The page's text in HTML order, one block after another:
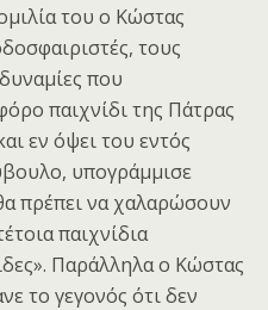
του ο Κώστας
τους
που
παιχνίδι της Πάτρας
εν όψει του εντός
υπογράμμισε
πρέπει να χαλαρώσουν
παιχνίδια
Παράλληλα ο Κώστας
το γεγονός ότι δεν